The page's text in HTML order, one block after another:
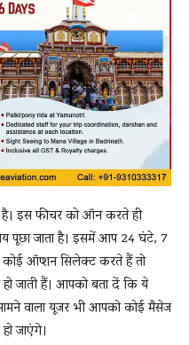
है। इस फीचर को ऑन करते ही
जाता है। इसमें आप 24 घंटे, 7
ऑप्शन सिलेक्ट करते हैं तो
जाती हैं। आपको बता दें कि ये
वाला यूजर भी आपको कोई मैसेज
जाएंगे।